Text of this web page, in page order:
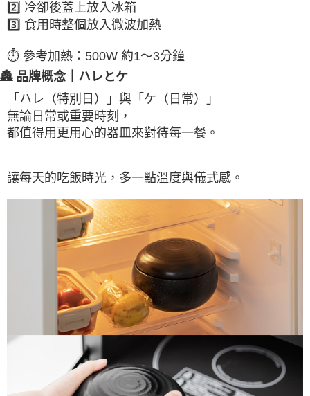
2️⃣ 冷卻後蓋上放入冰箱
3️⃣ 食用時整個放入微波加熱
⏱ 參考加熱：500W 約1～3分鐘
🏯 品牌概念｜ハレとケ
「ハレ（特別日）」與「ケ（日常）」
無論日常或重要時刻，
都值得用更用心的器皿來對待每一餐。
讓每天的吃飯時光，多一點溫度與儀式感。